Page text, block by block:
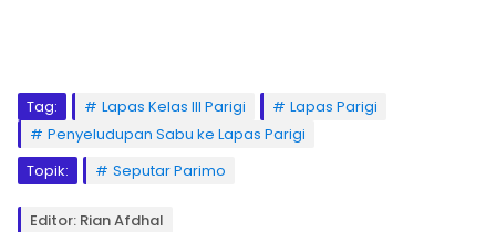
Tag: Lapas Kelas III Parigi
Lapas Parigi
Penyeludupan Sabu ke Lapas Parigi
Topik:
Seputar Parimo
Editor: Rian Afdhal